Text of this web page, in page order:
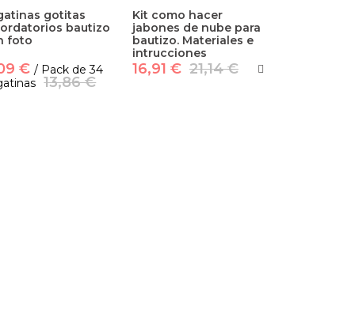
gotitas
bautizo
foto
€ / Pack de 34
13,86 €
Kit como hacer
jabones de nube para
bautizo. Materiales e
intrucciones
16,91 € 21,14 €